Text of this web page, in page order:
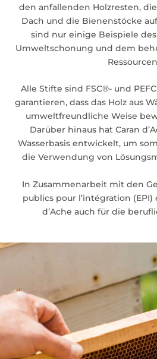
den anfallenden Holzresten,
Dach und die Bienenstöcke
sind nur einige Beispiele
Umweltschonung und dem
Alle Stifte sind FSC®- und
garantieren, dass das Holz aus
umweltfreundliche Weise
Darüber hinaus hat Caran
Wasserbasis entwickelt, um
die Verwendung von
In Zusammenarbeit mit den
publics pour l’intégration
d’Ache auch für die